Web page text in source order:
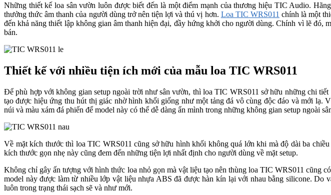
Những thiết kế loa sân vườn luôn được biết đến là một điểm mạnh của thương hiệu TIC Audio.
thưởng thức âm thanh của người dùng trở nên tiện lợi và thú vị hơn. Loa TIC WRS011 chính là một
đến khả năng thiết lập không gian âm thanh hiện đại, đầy hứng khởi cho người dùng. Chính vì lẽ
bán.
Thiết kế với nhiều tiện ích mới của mẫu loa TIC WRS011
Để phù hợp với không gian setup ngoài trời như sân vườn, thì loa TIC WRS011 sở hữu những chi
tạo được hiệu ứng thu hút thị giác nhờ hình khối giống như một tảng đá vô cùng độc đáo và mới
núi và màu xám đá phiến để model này có thể dễ dàng ẩn mình trong những không gian setup ngoài
Về mặt kích thước thì loa TIC WRS011 cũng sở hữu hình khối không quá lớn khi mà độ dài ba
kích thước gọn nhẹ này cũng đem đến những tiện lợi nhất định cho người dùng về mặt setup.
Không chỉ gây ấn tượng với hình thức loa nhỏ gọn mà vật liệu tạo nên thùng loa TIC WRS011 cũng
model này được làm từ nhiều lớp vật liệu nhựa ABS đã được hàn kín lại với nhau bằng silicone. Do
luôn trong trạng thái sạch sẽ và như mới.